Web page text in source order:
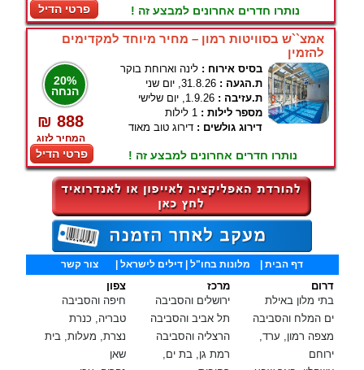
פרטי הדיל נותרו חדרים אחרונים למבצע זה !
אמצ``ש בסוויטות רמון – מחיר מיוחד למקדימים
להזמין
20%
הנחה
₪ 888
המחיר לזוג
פרטי הדיל
בסיס אירוח : לינה וארוחת בוקר
ת.הגעה : 31.8.26, יום שני
ת.עזיבה : 1.9.26, יום שלישי
מספר לילות : 1 לילות
דירוג גולשים : דירוג טוב מאוד
נותרו חדרים אחרונים למבצע זה !
דף הבית מלונות בחו"ל | דילים לישראל | צור קשר
צפון
חיפה והסביבה
טבריה, כנרת
נצרת, מעלות, בית
שאן
מרכז
ירושלים והסביבה
תל אביב והסביבה
הרצליה והסביבה
רמת גן, בת ים,
דרום
בתי מלון באילת
ים המלח והסביבה
מצפה רמון, ערד,
ירוחם